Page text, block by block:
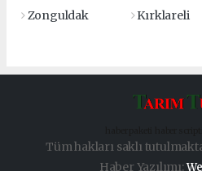
Zonguldak
Kırklareli
Tüm hakları saklı
Haber Yazılımı: